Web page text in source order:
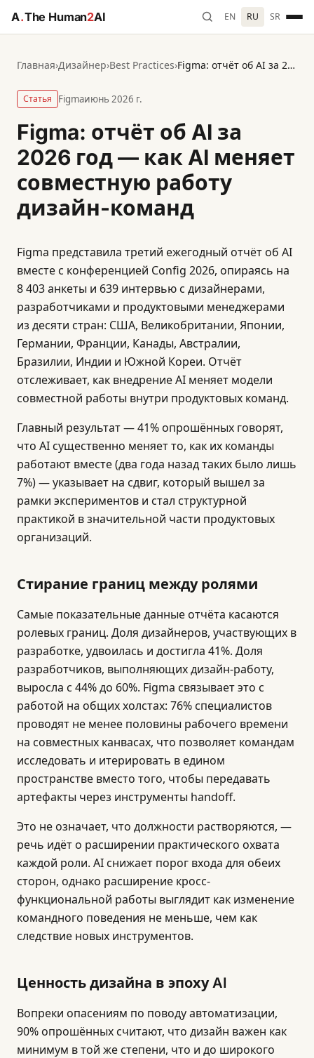
A.The Human2AI EN RU SR
Главная›Дизайнер›Best Practices› Figma: отчёт об AI за 2026 год — как AI меняет совместную работу дизайн-команд
Статья Figmaиюнь 2026 г.
Figma: отчёт об AI за
2026 год — как AI меняет
совместную работу
дизайн-команд
Figma представила третий ежегодный отчёт об AI
вместе с конференцией Config 2026, опираясь на
8 403 анкеты и 639 интервью с дизайнерами,
разработчиками и продуктовыми менеджерами
из десяти стран: США, Великобритании, Японии,
Германии, Франции, Канады, Австралии,
Бразилии, Индии и Южной Кореи. Отчёт
отслеживает, как внедрение AI меняет модели
совместной работы внутри продуктовых команд.
Главный результат — 41% опрошённых говорят,
что AI существенно меняет то, как их команды
работают вместе (два года назад таких было лишь
7%) — указывает на сдвиг, который вышел за
рамки экспериментов и стал структурной
практикой в значительной части продуктовых
организаций.
Стирание границ между ролями
Самые показательные данные отчёта касаются
ролевых границ. Доля дизайнеров, участвующих в
разработке, удвоилась и достигла 41%. Доля
разработчиков, выполняющих дизайн-работу,
выросла с 44% до 60%. Figma связывает это с
работой на общих холстах: 76% специалистов
проводят не менее половины рабочего времени
на совместных канвасах, что позволяет командам
исследовать и итерировать в едином
пространстве вместо того, чтобы передавать
артефакты через инструменты handoff.
Это не означает, что должности растворяются, —
речь идёт о расширении практического охвата
каждой роли. AI снижает порог входа для обеих
сторон, однако расширение кросс-
функциональной работы выглядит как изменение
командного поведения не меньше, чем как
следствие новых инструментов.
Ценность дизайна в эпоху AI
Вопреки опасениям по поводу автоматизации,
90% опрошённых считают, что дизайн важен как
минимум в той же степени, что и до широкого